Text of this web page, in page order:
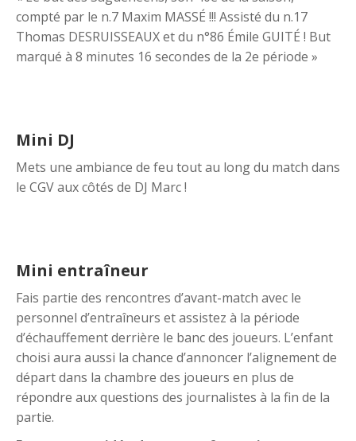
compté par le n.7 Maxim MASSÉ !!! Assisté du n.17
Thomas DESRUISSEAUX et du n°86 Émile GUITÉ ! But
marqué à 8 minutes 16 secondes de la 2e période »
Mini DJ
Mets une ambiance de feu tout au long du match dans
le CGV aux côtés de DJ Marc !
Mini entraîneur
Fais partie des rencontres d’avant-match avec le
personnel d’entraîneurs et assistez à la période
d’échauffement derrière le banc des joueurs. L’enfant
choisi aura aussi la chance d’annoncer l’alignement de
départ dans la chambre des joueurs en plus de
répondre aux questions des journalistes à la fin de la
partie.